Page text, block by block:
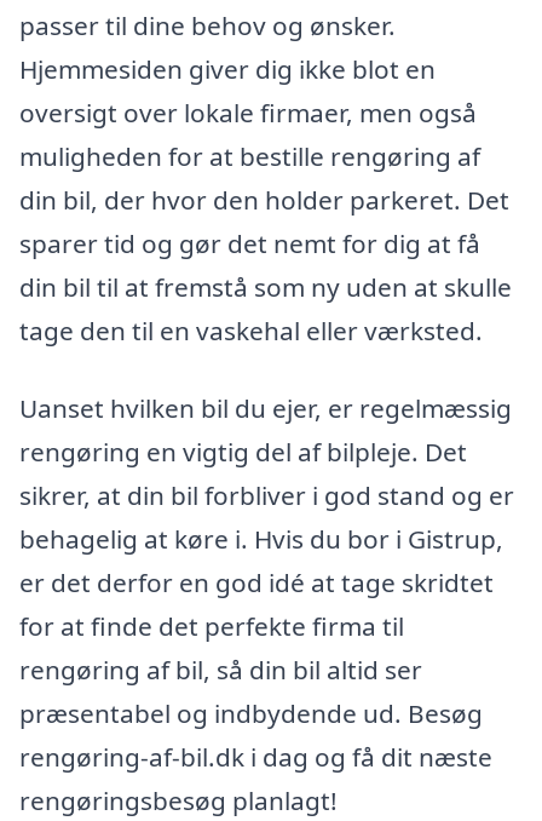
passer til dine behov og ønsker.
Hjemmesiden giver dig ikke blot en
oversigt over lokale firmaer, men også
muligheden for at bestille rengøring af
din bil, der hvor den holder parkeret. Det
sparer tid og gør det nemt for dig at få
din bil til at fremstå som ny uden at skulle
tage den til en vaskehal eller værksted.
Uanset hvilken bil du ejer, er regelmæssig
rengøring en vigtig del af bilpleje. Det
sikrer, at din bil forbliver i god stand og er
behagelig at køre i. Hvis du bor i Gistrup,
er det derfor en god idé at tage skridtet
for at finde det perfekte firma til
rengøring af bil, så din bil altid ser
præsentabel og indbydende ud. Besøg
rengøring-af-bil.dk i dag og få dit næste
rengøringsbesøg planlagt!